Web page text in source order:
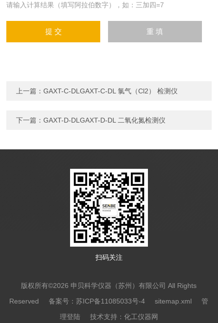
请输入计算结果（填写阿拉伯数字），如：三加四=7
上一篇：GAXT-C-DLGAXT-C-DL 氯气（Cl2） 检测仪
下一篇：GAXT-D-DLGAXT-D-DL 二氧化氮检测仪
扫码关注
版权所有©2026 申贝科学仪器（苏州）有限公司 All Rights
Reserved备案号：苏ICP备11085033号-4 sitemap.xml
管
理登陆技术支持： 化工仪器网